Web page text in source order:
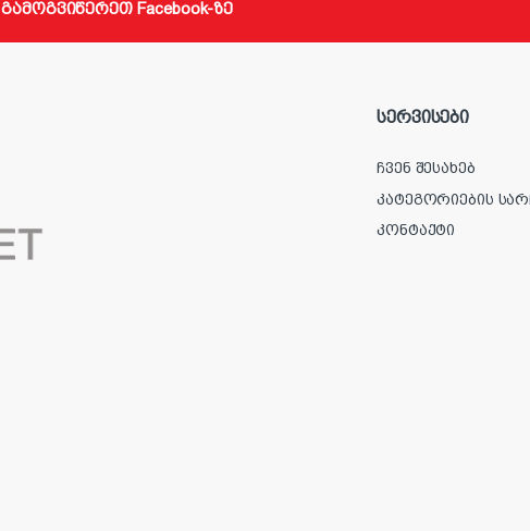
გამოგვიწერეთ Facebook-ზე
სერვისები
ჩვენ შესახებ
კატეგორიების
კონტაქტი